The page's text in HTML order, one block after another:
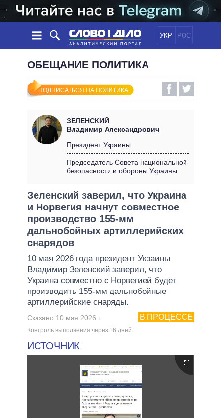
УКР РОС
НОВОСТИ
ЛЕНТА
СОБЫТИЯ
СТАТЬИ
МНЕНИЯ
ОБЗОРЫ
ДАЙДЖЕСТЫ
ПОЛИТИКА
ЭКОНОМИКА
МИР
ОБЕЩАНИЯ
ВСЕ ПОЛИТИКИ
ПРЕЗИДЕНТ И ОФИС
КАБИНЕТ МИНИСТРОВ
МЭРЫ
ВСЕ ПЕРСОНЫ
ИНФОГРАФИКА
ВИДЕО
ПОДДЕРЖАТЬ
СРАВНЕНИЕ ПОЛИТИКОВ
ОБЕЩАНИЕ ПОЛИТИКА
ПОДПИСАТЬСЯ НА ПОЛИТИКА
ЗЕЛЕНСКИЙ
Владимир Александрович
Президент Украины
Председатель Совета национальной
безопасности и обороны Украины
Зеленский заверил, что Украина
и Норвегия начнут совместное
производство 155-мм
дальнобойных артиллерийских
снарядов
10 мая 2026 года президент Украины
Владимир Зеленский заверил, что
Украина совместно с Норвегией будет
производить 155-мм дальнобойные
артиллерийские снаряды.
В ПРОЦЕССЕ
Сказано 10 мая 2026 г.
Контроль выполнения через 16 дней.
ИСТОЧНИК